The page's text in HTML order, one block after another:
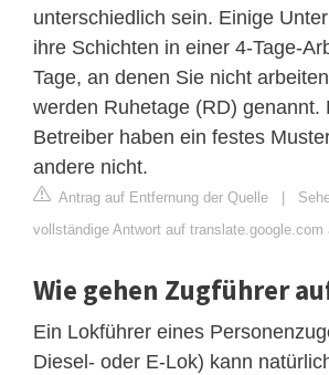
unterschiedlich sein. Einige
ihre Schichten in einer 4-Tage-
Tage, an denen Sie nicht
werden Ruhetage (RD) genannt.
Betreiber haben ein festes
andere nicht.
Antrag auf Entfernung der Quelle |
vollständige Antwort auf translate.google.com
Wie gehen Zugführer
Ein Lokführer eines
Diesel- oder E-Lok) kann